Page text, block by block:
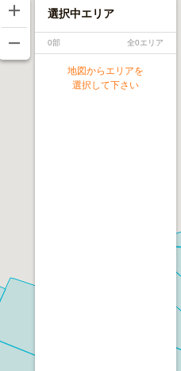
選択中エリア
0部 全0エリア
地図からエリアを
選択して下さい